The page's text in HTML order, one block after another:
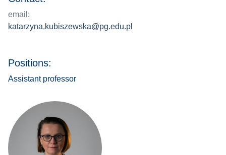
email:
katarzyna.kubiszewska@pg.edu.pl
Positions:
Assistant professor